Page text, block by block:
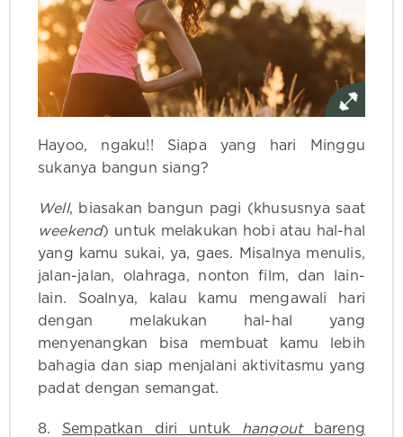
Hayoo, ngaku!! Siapa yang hari Minggu
sukanya bangun siang?
Well, biasakan bangun pagi (khususnya saat
weekend) untuk melakukan hobi atau hal-hal
yang kamu sukai, ya, gaes. Misalnya menulis,
jalan-jalan, olahraga, nonton film, dan lain-
lain. Soalnya, kalau kamu mengawali hari
dengan melakukan hal-hal yang
menyenangkan bisa membuat kamu lebih
bahagia dan siap menjalani aktivitasmu yang
padat dengan semangat.
8. Sempatkan diri untuk hangout
bareng